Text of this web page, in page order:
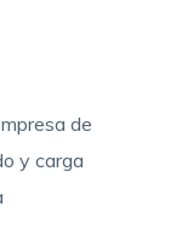
de
y carga